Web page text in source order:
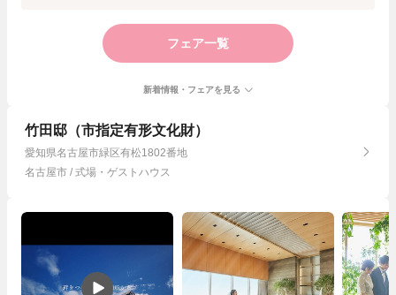
フェア一覧
新着情報・フェアを見る
竹田邸（市指定有形文化財）
愛知県名古屋市緑区有松1802番地
名古屋市 / 式場・ゲストハウス